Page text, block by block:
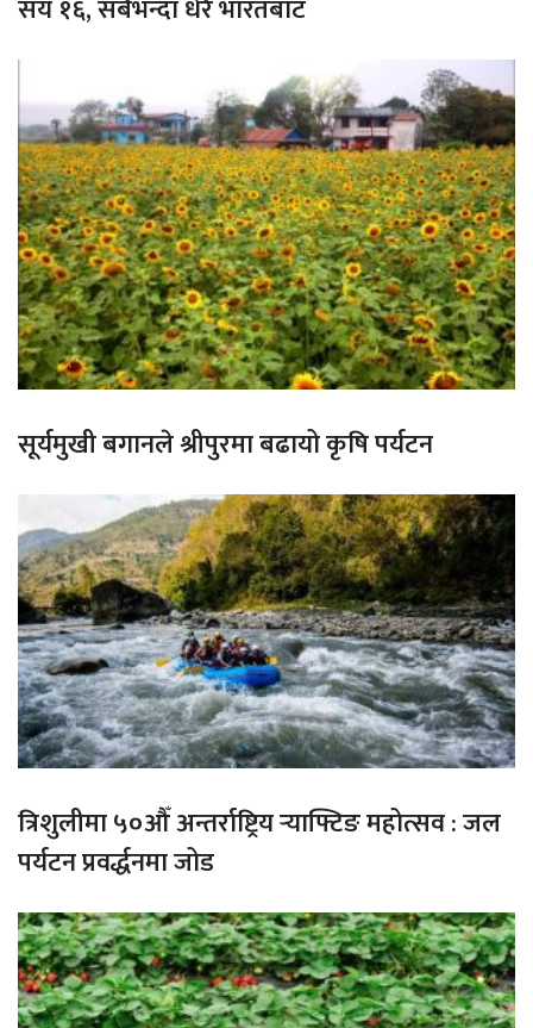
सय १६, सबैभन्दा धेरै भारतबाट
सूर्यमुखी बगानले श्रीपुरमा बढायो कृषि पर्यटन
त्रिशुलीमा ५०औँ अन्तर्राष्ट्रिय र्‍याफ्टिङ महोत्सव : जल
पर्यटन प्रवर्द्धनमा जोड